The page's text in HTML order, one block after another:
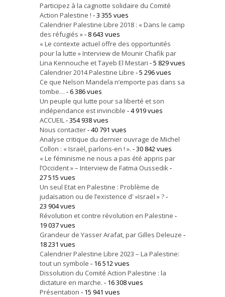
Participez à la cagnotte solidaire du Comité
Action Palestine ! - 3 355 vues
Calendrier Palestine Libre 2018 : « Dans le camp
des réfugiés »- 8 643 vues
« Le contexte actuel offre des opportunités
pour la lutte » Interview de Mounir Chafik par
Lina Kennouche et Tayeb El Mestari - 5 829 vues
Calendrier 2014 Palestine Libre - 5 296 vues
Ce que Nelson Mandela n’emporte pas dans sa
tombe… - 6 386 vues
Un peuple qui lutte pour sa liberté et son
indépendance est invincible - 4 919 vues
ACCUEIL- 354 938 vues
Nous contacter- 40 791 vues
Analyse critique du dernier ouvrage de Michel
Collon : « Israël, parlons-en ! ». - 30 842 vues
« Le féminisme ne nous a pas été appris par
l’Occident » – Interview de Fatma Oussedik-
27 515 vues
Un seul Etat en Palestine : Problème de
judaïsation ou de l’existence d' »Israël » ?-
23 904 vues
Révolution et contre révolution en Palestine -
19 037 vues
Grandeur de Yasser Arafat, par Gilles Deleuze -
18 231 vues
Calendrier Palestine Libre 2023 – La Palestine:
tout un symbole - 16 512 vues
Dissolution du Comité Action Palestine : la
dictature en marche. - 16 308 vues
Présentation - 15 941 vues